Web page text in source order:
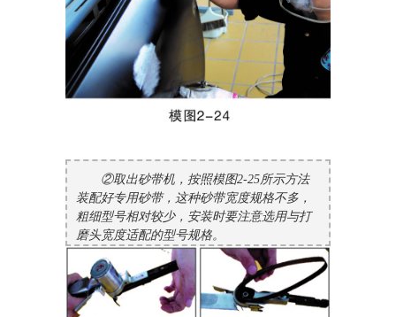
②取出砂带机，按照模图2-25所示方法
装配好专用砂带，这种砂带宽度规格不多，
粗细型号相对较少，安装时要注意选用与打
磨头宽度适配的型号规格。